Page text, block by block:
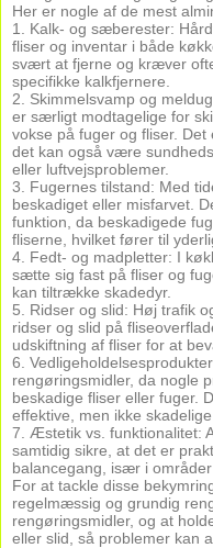
Her er nogle af de mest
1. Kalk- og sæberester:
fliser og inventar i både
svært at fjerne og kræver
specifikke kalkfjernere.
2. Skimmelsvamp og
er særligt modtagelige for
vokse på fuger og fliser.
det kan også være
eller luftvejsproblemer.
3. Fugernes tilstand: Med
beskadiget eller misfarvet.
funktion, da beskadigede
fliserne, hvilket fører til
4. Fedt- og madpletter: I
sætte sig fast på fliser og
kan tiltrække skadedyr.
5. Ridser og slid: Høj trafik
ridser og slid på
udskiftning af fliser for at
6.
rengøringsmidler, da nogle
beskadige fliser eller fuger.
effektive, men ikke
7. Æstetik vs. funktionalitet:
samtidig sikre, at det er
balancegang, især i områder
For at tackle disse
regelmæssig og grundig
rengøringsmidler, og at
eller slid, så problemer kan